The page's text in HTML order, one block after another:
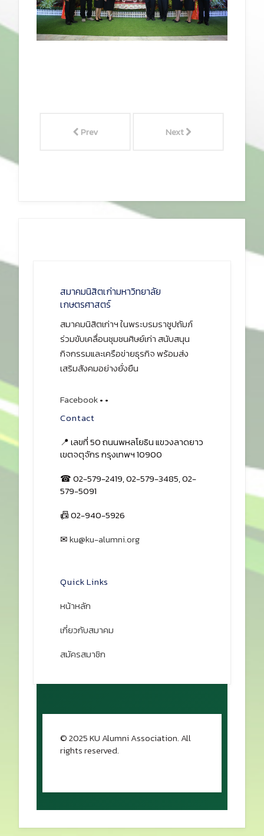
Prev Next
สมาคมนิสิตเก่ามหาวิทยาลัย
เกษตรศาสตร์
สมาคมนิสิตเก่าฯ ในพระบรมราชูปถัมภ์
ร่วมขับเคลื่อนชุมชนศิษย์เก่า สนับสนุน
กิจกรรมและเครือข่ายธุรกิจ พร้อมส่ง
เสริมสังคมอย่างยั่งยืน
Facebook• •
Contact
📍 เลขที่ 50 ถนนพหลโยธิน แขวงลาดยาว
เขตจตุจักร กรุงเทพฯ 10900
☎ 02-579-2419, 02-579-3485, 02-
579-5091
📠 02-940-5926
✉ku@ku-alumni.org
Quick Links
หน้าหลัก
เกี่ยวกับสมาคม
สมัครสมาชิก
© 2025 KU Alumni Association. All
rights reserved.